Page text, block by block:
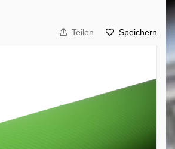
Teilen Speichern